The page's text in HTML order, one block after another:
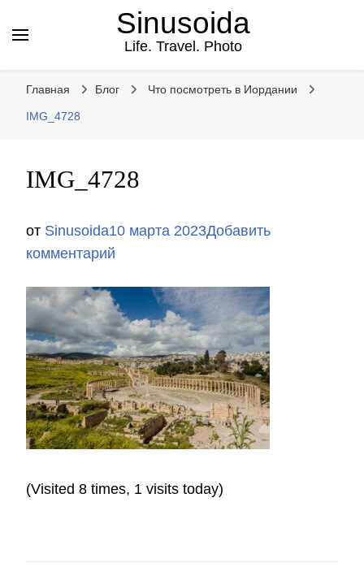
Sinusoida
Life. Travel. Photo
Главная Блог Что посмотреть в Иордании
IMG_4728
IMG_4728
от Sinusoida10 марта 2023Добавить
комментарий
IMG_4728
(Visited 8 times, 1 visits today)